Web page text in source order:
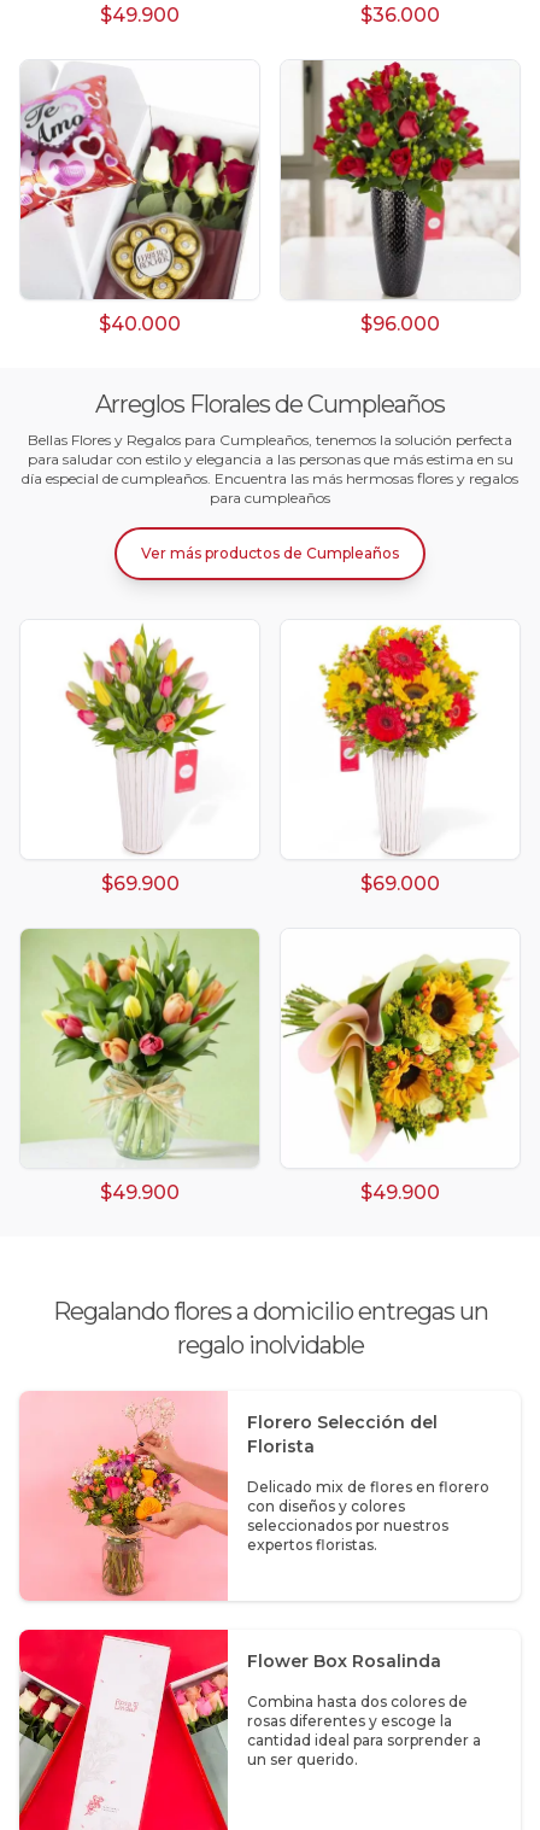
$49.900 $36.000
$40.000 $96.000
Arreglos Florales de Cumpleaños
Bellas Flores y Regalos para Cumpleaños, tenemos la solución perfecta
para saludar con estilo y elegancia a las personas que más estima en su
día especial de cumpleaños. Encuentra las más hermosas flores y regalos
para cumpleaños
Ver más productos de Cumpleaños
$69.900 $69.000
$49.900 $49.900
Regalando flores a domicilio entregas un
regalo inolvidable
Florero Selección del
Florista
Delicado mix de flores en florero
con diseños y colores
seleccionados por nuestros
expertos floristas.
Flower Box Rosalinda
Combina hasta dos colores de
rosas diferentes y escoge la
cantidad ideal para sorprender a
un ser querido.